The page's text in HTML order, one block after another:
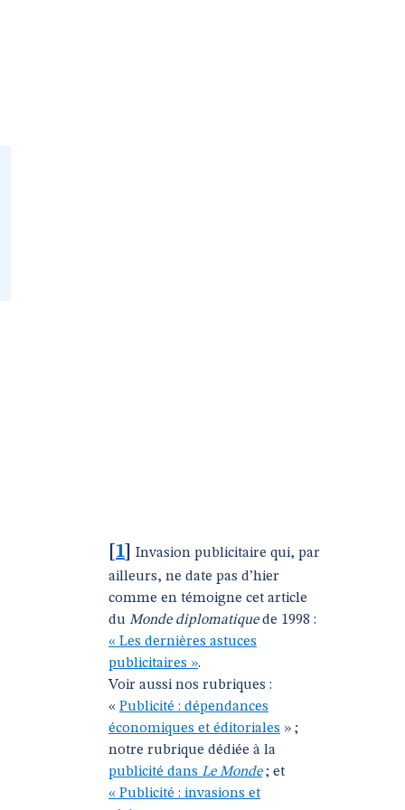
1
Invasion publicitaire qui, par
ailleurs, ne date pas d’hier
comme en témoigne cet article
du Monde diplomatiquede 1998 :
« Les dernières astuces
publicitaires ».
Voir aussi nos rubriques :
« Publicité : dépendances
économiques et éditoriales » ;
notre rubrique dédiée à la
publicité dans Le Monde; et
« Publicité : invasions et